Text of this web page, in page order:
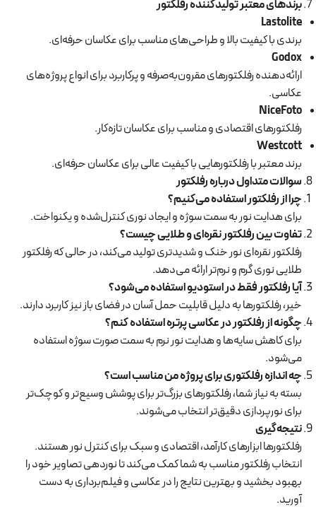
برندهای معتبر تولیدکننده رفلکتور
Lastolite
برندی با کیفیت بالا و طراحی‌های مناسب برای عکاسان حرفه‌ای.
Godox
ارائه‌دهنده رفلکتورهای مقرون‌به‌صرفه و پرکاربرد برای انواع پروژه‌های
عکاسی.
NiceFoto
رفلکتورهای اقتصادی و مناسب برای عکاسان تازه‌کار.
Westcott
برند معتبر با رفلکتورهایی با کیفیت عالی برای عکاسان حرفه‌ای.
سوالات متداول درباره رفلکتور
چرا از رفلکتور استفاده می‌کنیم؟
برای هدایت نور به سمت سوژه و ایجاد نوری کنترل‌شده و یکنواخت.
تفاوت بین رفلکتور نقره‌ای و طلایی چیست؟
رفلکتور نقره‌ای نور خنک و شدیدتری تولید می‌کند، در حالی که رفلکتور
طلایی نوری گرم و نرم‌تر ارائه می‌دهد.
آیا رفلکتور فقط در استودیو استفاده می‌شود؟
خیر، رفلکتورها به دلیل قابلیت حمل آسان در فضای باز نیز کاربرد دارند.
چگونه از رفلکتور در عکاسی پرتره استفاده کنم؟
برای کاهش سایه‌ها و هدایت نور نرم به سمت صورت سوژه استفاده
می‌شود.
چه اندازه رفلکتوری برای پروژه من مناسب است؟
بسته به نیاز شما، رفلکتورهای بزرگ‌تر برای پوشش وسیع‌تر و کوچک‌تر
برای نورپردازی دقیق‌تر انتخاب می‌شوند.
نتیجه‌گیری
رفلکتورها ابزارهای کارآمد، اقتصادی و سبک برای کنترل نور هستند.
انتخاب رفلکتور مناسب به شما کمک می‌کند تا نوردهی تصاویر خود را
بهبود بخشید و بهترین نتایج را در عکاسی و فیلم‌برداری به دست
آورید.